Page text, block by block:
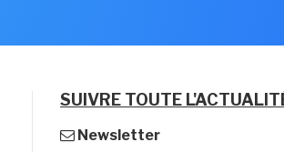
SUIVRE TOUTE
Newsletter